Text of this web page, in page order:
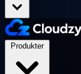
Produkter